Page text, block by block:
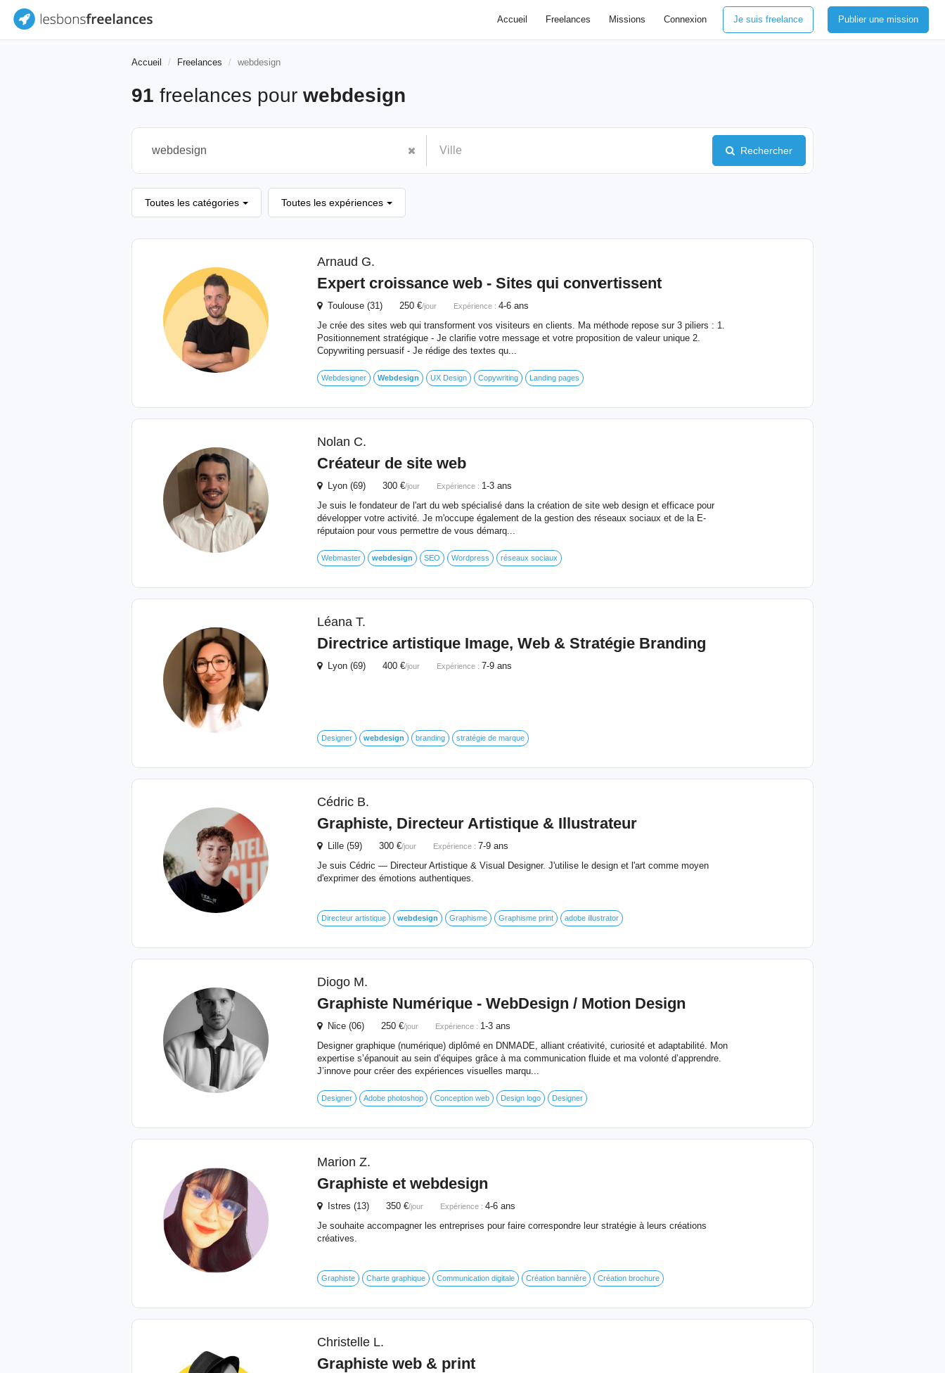
Accueil Freelances Missions Connexion Je suis freelance Publier une mission
Accueil Freelances webdesign
91 freelances pour webdesign
Rechercher
Toutes les catégories Toutes les expériences
Arnaud G.
Expert croissance web - Sites qui convertissent
Toulouse (31) 250 €/jour Expérience : 4-6 ans
Je crée des sites web qui transforment vos visiteurs en clients. Ma méthode repose sur 3 piliers : 1.
Positionnement stratégique - Je clarifie votre message et votre proposition de valeur unique 2.
Copywriting persuasif - Je rédige des textes qu...
Webdesigner Webdesign UX Design Copywriting Landing pages
Nolan C.
Créateur de site web
Lyon (69) 300 €/jour Expérience : 1-3 ans
Je suis le fondateur de l'art du web spécialisé dans la création de site web design et efficace pour
développer votre activité. Je m'occupe également de la gestion des réseaux sociaux et de la E-
réputaion pour vous permettre de vous démarq...
Webmaster webdesign SEO Wordpress réseaux sociaux
Léana T.
Directrice artistique Image, Web & Stratégie Branding
Lyon (69) 400 €/jour Expérience : 7-9 ans
Designer webdesign branding stratégie de marque
Cédric B.
Graphiste, Directeur Artistique & Illustrateur
Lille (59) 300 €/jour Expérience : 7-9 ans
Je suis Cédric — Directeur Artistique & Visual Designer. J'utilise le design et l'art comme moyen
d'exprimer des émotions authentiques.
Directeur artistique webdesign Graphisme Graphisme print adobe illustrator
Diogo M.
Graphiste Numérique - WebDesign / Motion Design
Nice (06) 250 €/jour Expérience : 1-3 ans
Designer graphique (numérique) diplômé en DNMADE, alliant créativité, curiosité et adaptabilité. Mon
expertise s’épanouit au sein d’équipes grâce à ma communication fluide et ma volonté d’apprendre.
J’innove pour créer des expériences visuelles marqu...
Designer Adobe photoshop Conception web Design logo Designer
Marion Z.
Graphiste et webdesign
Istres (13) 350 €/jour Expérience : 4-6 ans
Je souhaite accompagner les entreprises pour faire correspondre leur stratégie à leurs créations
créatives.
Graphiste Charte graphique Communication digitale Création bannière Création brochure
Christelle L.
Graphiste web & print